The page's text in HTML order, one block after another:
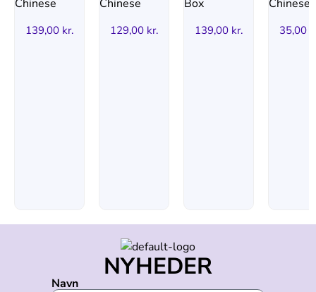
139,00 kr. 129,00 kr. 139,00 kr. 35,00
NYHEDER
Navn